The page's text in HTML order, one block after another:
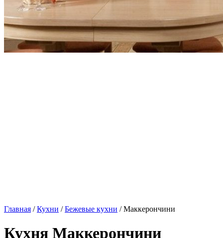
Главная /Кухни /Бежевые кухни / Маккерончини
Кухня Маккерончини